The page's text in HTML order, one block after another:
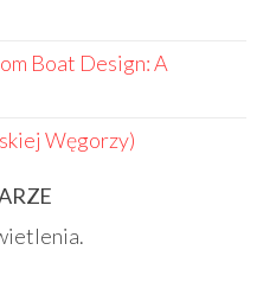
Boat Design: A
Węgorzy)